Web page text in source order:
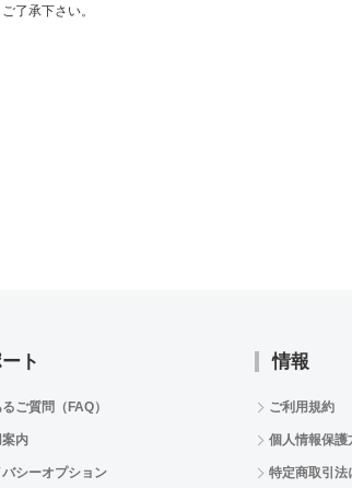
了承下さい。
ト
ご質問（FAQ）
内
シーオプション
情報
ご利用規約
個人情報保護
特定商取引法